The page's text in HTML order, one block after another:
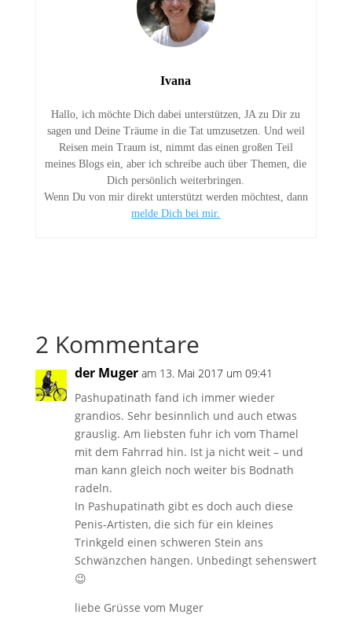
Ivana
Hallo, ich möchte Dich dabei unterstützen, JA zu Dir zu
sagen und Deine Träume in die Tat umzusetzen. Und weil
Reisen mein Traum ist, nimmt das einen großen Teil
meines Blogs ein, aber ich schreibe auch über Themen, die
Dich persönlich weiterbringen.
Wenn Du von mir direkt unterstützt werden möchtest, dann
melde Dich bei mir.
2 Kommentare
der Muger am 13. Mai 2017 um 09:41
Pashupatinath fand ich immer wieder
grandios. Sehr besinnlich und auch etwas
grauslig. Am liebsten fuhr ich vom Thamel
mit dem Fahrrad hin. Ist ja nicht weit – und
man kann gleich noch weiter bis Bodnath
radeln.
In Pashupatinath gibt es doch auch diese
Penis-Artisten, die sich für ein kleines
Trinkgeld einen schweren Stein ans
Schwänzchen hängen. Unbedingt sehenswert
😉
liebe Grüsse vom Muger